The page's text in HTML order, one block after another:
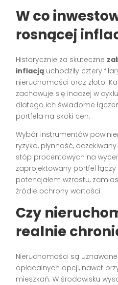
W co
rosnącej
Historycznie za skuteczne
inflacją uchodziły cztery
nieruchomości oraz złoto.
zachowuje się inaczej w
dlatego ich świadome
portfela na skoki cen.
Wybór instrumentów
ryzyka, płynność,
stóp procentowych na
zaprojektowany portfel
potencjałem wzrostu,
źródle ochrony wartości.
Czy
realnie
Nieruchomości są
opłacalnych opcji, nawet
mieszkań. W środowisku